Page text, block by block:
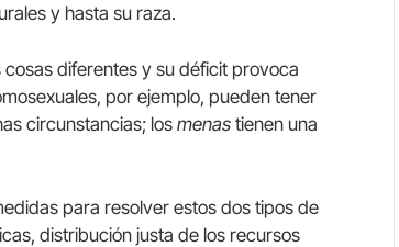
y hasta su raza.
diferentes y su déficit provoca
por ejemplo, pueden tener
circunstancias; losmenas tienen una
para resolver estos dos tipos de
distribución justa de los recursos